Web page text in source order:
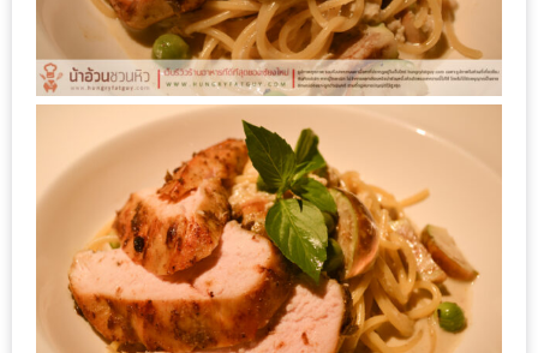
ตัว
นโยบาย
เป็น
ตัว
ประกาศ
ผล
ผู้